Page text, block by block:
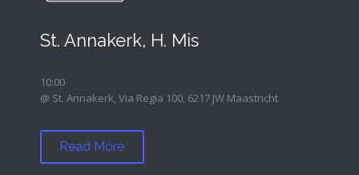
St. Annakerk, H. Mis
10:00
@ St. Annakerk, Via Regia 100, 6217 JW Maastricht
Read More